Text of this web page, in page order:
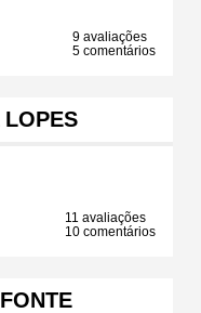
9 avaliações
5 comentários
LOPES
11 avaliações
10 comentários